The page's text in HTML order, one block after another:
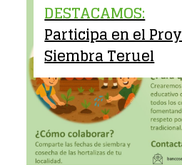
DESTACAMOS:
Participa en el
Siembra Teruel